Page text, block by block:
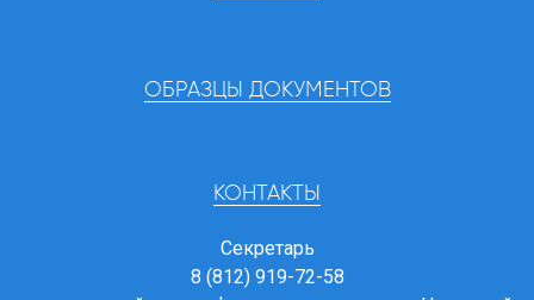
ОБРАЗЦЫ ДОКУМЕНТОВ
КОНТАКТЫ
Секретарь
8 (812) 919-72-58